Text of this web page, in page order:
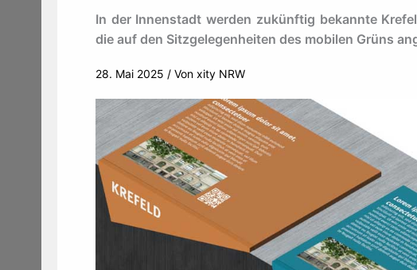
In der Innenstadt werden zukünftig bekannte
die auf den Sitzgelegenheiten des mobilen Grüns
28. Mai 2025 / Von xity NRW